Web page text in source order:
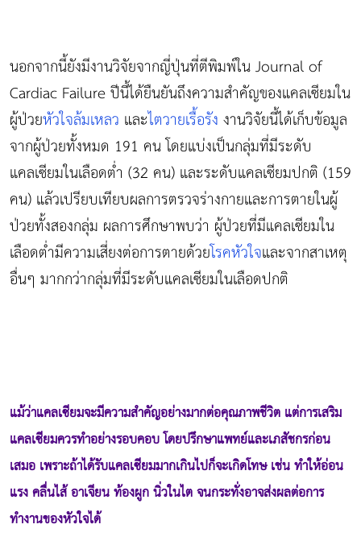
นอกจากนี้ยังมีงานวิจัยจากญี่ปุ่นที่ตีพิมพ์ใน Journal of
Cardiac Failure ปีนี้ได้ยืนยันถึงความสำคัญของแคลเซียมใน
ผู้ป่วยหัวใจล้มเหลว และไตวายเรื้อรัง งานวิจัยนี้ได้เก็บข้อมูล
จากผู้ป่วยทั้งหมด 191 คน โดยแบ่งเป็นกลุ่มที่มีระดับ
แคลเซียมในเลือดต่ำ (32 คน) และระดับแคลเซียมปกติ (159
คน) แล้วเปรียบเทียบผลการตรวจร่างกายและการตายในผู้
ป่วยทั้งสองกลุ่ม ผลการศึกษาพบว่า ผู้ป่วยที่มีแคลเซียมใน
เลือดต่ำมีความเสี่ยงต่อการตายด้วยโรคหัวใจและจากสาเหตุ
อื่นๆ มากกว่ากลุ่มที่มีระดับแคลเซียมในเลือดปกติ
แม้ว่าแคลเซียมจะมีความสำคัญอย่างมากต่อคุณภาพชีวิต แต่การเสริม
แคลเซียมควรทำอย่างรอบคอบ โดยปรึกษาแพทย์และเภสัชกรก่อน
เสมอ เพราะถ้าได้รับแคลเซียมมากเกินไปก็จะเกิดโทษ เช่น ทำให้อ่อน
แรง คลื่นไส้ อาเจียน ท้องผูก นิ่วในไต จนกระทั่งอาจส่งผลต่อการ
ทำงานของหัวใจได้